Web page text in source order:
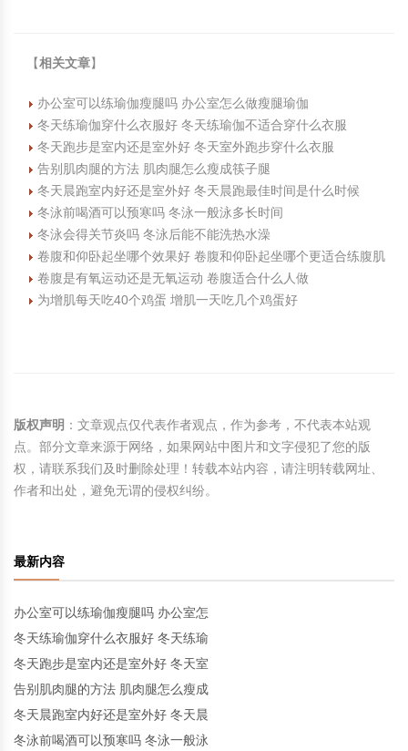
【相关文章】
办公室可以练瑜伽瘦腿吗 办公室怎么做瘦腿瑜伽
冬天练瑜伽穿什么衣服好 冬天练瑜伽不适合穿什么衣服
冬天跑步是室内还是室外好 冬天室外跑步穿什么衣服
告别肌肉腿的方法 肌肉腿怎么瘦成筷子腿
冬天晨跑室内好还是室外好 冬天晨跑最佳时间是什么时候
冬泳前喝酒可以预寒吗 冬泳一般泳多长时间
冬泳会得关节炎吗 冬泳后能不能洗热水澡
卷腹和仰卧起坐哪个效果好 卷腹和仰卧起坐哪个更适合练腹肌
卷腹是有氧运动还是无氧运动 卷腹适合什么人做
为增肌每天吃40个鸡蛋 增肌一天吃几个鸡蛋好
版权声明 ：文章观点仅代表作者观点，作为参考，不代表本站观
点。部分文章来源于网络，如果网站中图片和文字侵犯了您的版
权，请联系我们及时删除处理！转载本站内容，请注明转载网址、
作者和出处，避免无谓的侵权纠纷。
最新内容
办公室可以练瑜伽瘦腿吗 办公室怎
冬天练瑜伽穿什么衣服好 冬天练瑜
冬天跑步是室内还是室外好 冬天室
告别肌肉腿的方法 肌肉腿怎么瘦成
冬天晨跑室内好还是室外好 冬天晨
冬泳前喝酒可以预寒吗 冬泳一般泳